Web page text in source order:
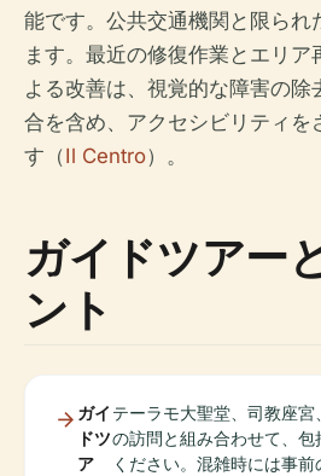
能です。公共交通機関と限られ
ます。最近の修復作業とエリア
よる改善は、視覚的な障害の
合を含め、アクセシビリティを
す（Il Centro）。
ガイドツアー
ント
ガイ
ドツ
ア
テーラモ大聖堂、司教座
の訪問と組み合わせて、
ください。混雑時には事